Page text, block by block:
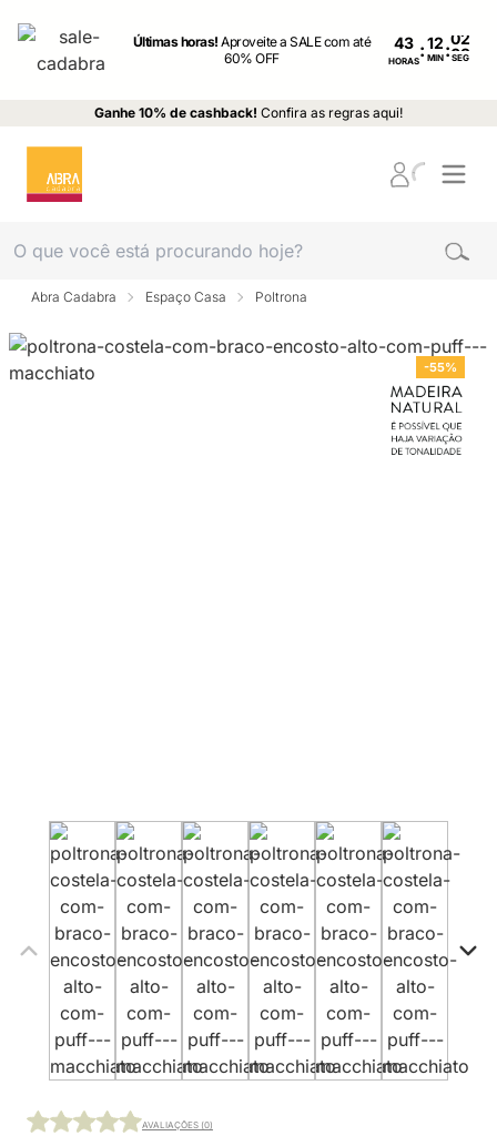
Últimas horas!Aproveite a SALE com até
60% OFF
43
HORAS: MIN : SEG
Ganhe 10% de cashback! Confira as regras aqui!
Abra Cadabra Espaço Casa Poltrona
-55%
AVALIAÇÕES (0)